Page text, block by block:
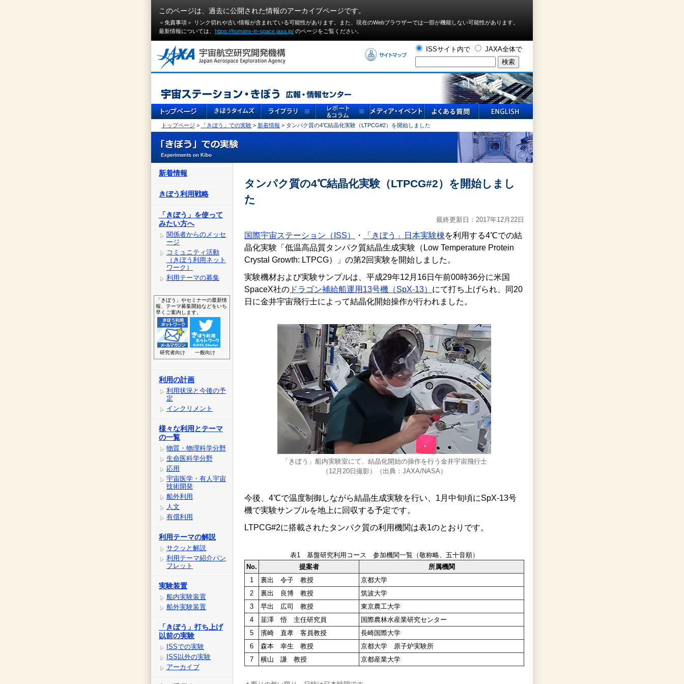
このページは、過去に公開された情報のアーカイブページです。
＜免責事項＞ リンク切れや古い情報が含まれている可能性があります。また、現在のWebブラウザーでは⼀部が機能しない可能性があります。
最新情報については、 https://humans-in-space.jaxa.jp/ のページをご覧ください。
ISSサイト内で JAXA全体で
トップページ > 「きぼう」での実験 > 新着情報 > タンパク質の4℃結晶化実験（LTPCG#2）を開始しました
新着情報
きぼう利用戦略
「きぼう」を使って
みたい方へ
関係者からのメッセ
ージ
コミュニティ活動
（きぼう利用ネット
ワーク）
利用テーマの募集
「きぼう」やセミナーの最新情
報、テーマ募集開始などをいち
早くご案内します。
研究者向け 一般向け
利用の計画
利用状況と今後の予
定
インクリメント
様々な利用とテーマ
の一覧
物質・物理科学分野
生命医科学分野
応用
宇宙医学・有人宇宙
技術開発
船外利用
人文
有償利用
利用テーマの解説
サクッと解説
利用テーマ紹介パン
フレット
実験装置
船内実験装置
船外実験装置
「きぼう」打ち上げ
以前の実験
ISSでの実験
ISS以外の実験
アーカイブ
タンパク質の4℃結晶化実験（LTPCG#2）を開始しまし
た
最終更新日：2017年12月22日
国際宇宙ステーション（ISS） ・ 「きぼう」日本実験棟を利用する4℃での結
晶化実験「低温高品質タンパク質結晶生成実験（Low Temperature Protein
Crystal Growth: LTPCG）」の第2回実験を開始しました。
実験機材および実験サンプルは、平成29年12月16日午前00時36分に米国
SpaceX社の ドラゴン補給船運用13号機（SpX-13） にて打ち上げられ、同20
日に金井宇宙飛行士によって結晶化開始操作が行われました。
「きぼう」船内実験室にて、結晶化開始の操作を行う金井宇宙飛行士
（12月20日撮影）（出典：JAXA/NASA）
今後、4℃で温度制御しながら結晶生成実験を行い、1月中旬頃にSpX-13号
機で実験サンプルを地上に回収する予定です。
LTPCG#2に搭載されたタンパク質の利用機関は表1のとおりです。
表1 基盤研究利用コース 参加機関一覧（敬称略、五十音順）
No.
提案者
所属機関
1
裏出 令子 教授
京都大学
2
裏出 良博 教授
筑波大学
3
早出 広司 教授
東京農工大学
4
韮澤 悟 主任研究員
国際農林水産業研究センター
5
濱崎 直孝 客員教授
長崎国際大学
6
森本 幸生 教授
京都大学 原子炉実験所
7
横山 謙 教授 京都産業大学